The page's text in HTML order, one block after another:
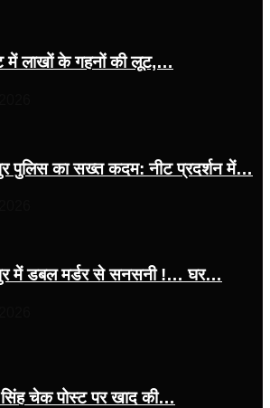
में लाखों के गहनों की लूट,…
पुलिस का सख्त कदम: नीट प्रदर्शन में…
में डबल मर्डर से सनसनी !… घर…
सिंह चेक पोस्ट पर खाद की…